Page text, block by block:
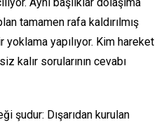
tamamen rafa kaldırılmış
yapılıyor. Kim hareket
kalır sorularının cevabı
şudur: Dışarıdan kurulan